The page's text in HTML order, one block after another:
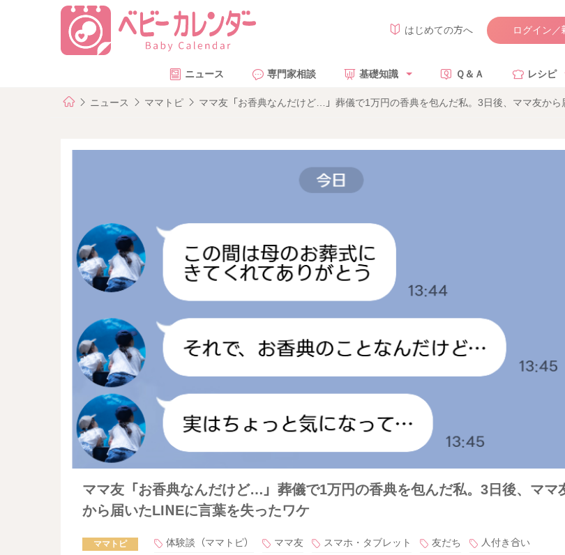
はじめての方へ ログイン／
ニュース 専門家相談 基礎知識 Ｑ＆Ａ レシピ
ニュース ママトピ ママ友「お香典なんだけど…」葬儀で1万円の香典を包んだ私。3日後、ママ友から
ママ友「お香典なんだけど…」葬儀で1万円の香典を包んだ私。3日後、ママ
から届いたLINEに言葉を失ったワケ
ママトピ 体験談（ママトピ） ママ友 スマホ・タブレット 友だち
人付き合い